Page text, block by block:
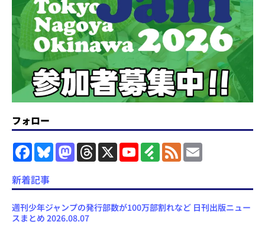
フォロー
F
a
e
b
o
k
B
s
y
M
a
o
o
n
T
h
a
s
X
Y
o
u
e
C
F
e
l
F
e
l
新着記事
週刊少年ジャンプの発行部数が100万部割れなど 日刊出版ニュー
スまとめ 2026.08.07